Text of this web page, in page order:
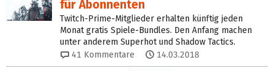
für Abonnenten
Twitch-Prime-Mitglieder erhalten künftig jeden
Monat gratis Spiele-Bundles. Den Anfang machen
unter anderem Superhot und Shadow Tactics.
41 Kommentare 14.03.2018